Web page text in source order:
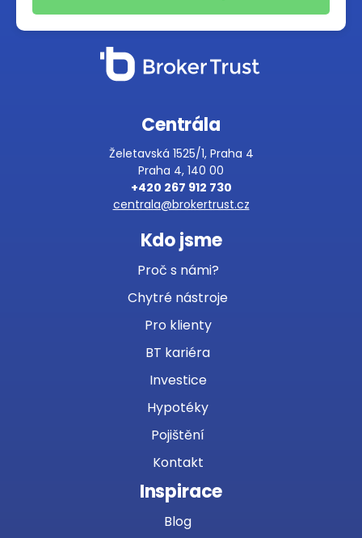
Centrála
Želetavská 1525/1, Praha 4
Praha 4, 140 00
+420 267 912 730
centrala@brokertrust.cz
Kdo jsme
Proč s námi?
Chytré nástroje
Pro klienty
BT kariéra
Investice
Hypotéky
Pojištění
Kontakt
Inspirace
Blog